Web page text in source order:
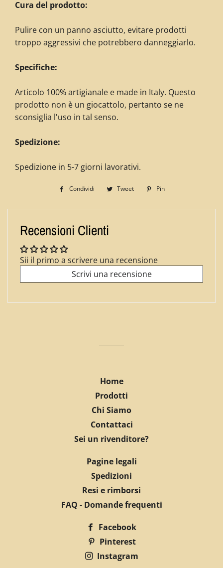
Cura del prodotto:
Pulire con un panno asciutto, evitare prodotti
troppo aggressivi che potrebbero danneggiarlo.
Specifiche:
Articolo 100% artigianale e made in Italy. Questo
prodotto non è un giocattolo, pertanto se ne
sconsiglia l'uso in tal senso.
Spedizione:
Spedizione in 5-7 giorni lavorativi.
Condividi
Condividi
Facebook
Tweet
Twitta
Twitter
Pin
Pinterest
Recensioni Clienti
Sii il primo a scrivere una recensione
Scrivi una recensione
Home
Prodotti
Chi Siamo
Contattaci
Sei un rivenditore?
Pagine legali
Spedizioni
Resi e rimborsi
FAQ - Domande frequenti
Facebook
Pinterest
Instagram